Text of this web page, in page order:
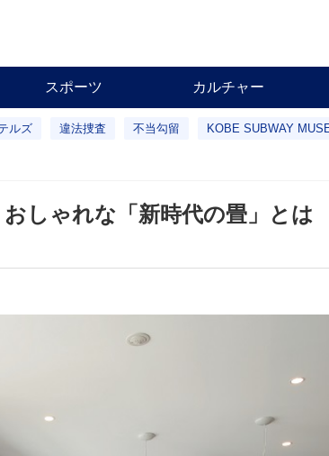
スポーツ カルチャー
ルズ 違法捜査 不当勾留 KOBE SUBWAY
しゃれな「新時代の畳」と